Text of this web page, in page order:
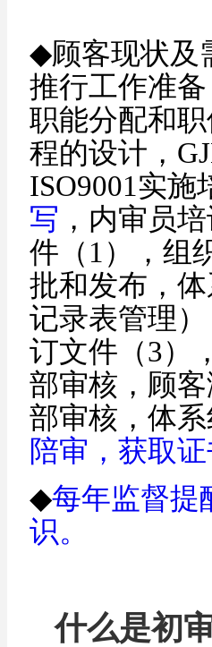
◆顾客现状及
推行工作准
职能分配和
程的设计，
ISO9001实
写 ，内审员
件（ 1），组
批和发布，
记录表管理
订文件（3）
部审核，顾
部审核，体系
陪审 ， 获取
◆每年监督提
识。
什么是初